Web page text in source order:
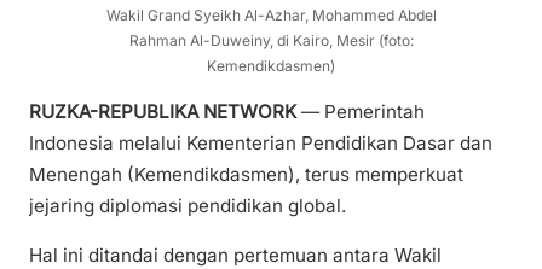
Wakil Grand Syeikh Al-Azhar, Mohammed Abdel
Rahman Al-Duweiny, di Kairo, Mesir (foto:
Kemendikdasmen)
RUZKA-REPUBLIKA NETWORK— Pemerintah
Indonesia melalui Kementerian Pendidikan Dasar dan
Menengah (Kemendikdasmen), terus memperkuat
jejaring diplomasi pendidikan global.
Hal ini ditandai dengan pertemuan antara Wakil